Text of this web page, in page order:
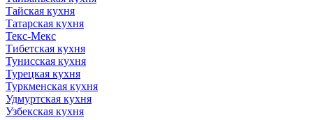
Тайская кухня
Татарская кухня
Текс-Мекс
Тибетская кухня
Тунисская кухня
Турецкая кухня
Туркменская кухня
Удмуртская кухня
Узбекская кухня